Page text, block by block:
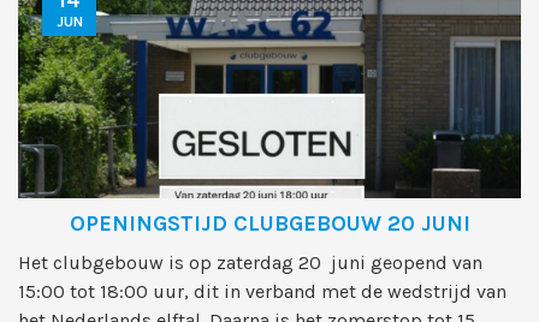
JUN
OPENINGSTIJD CLUBGEBOUW 20 JUNI
Het clubgebouw is op zaterdag 20 juni geopend van
15:00 tot 18:00 uur, dit in verband met de wedstrijd van